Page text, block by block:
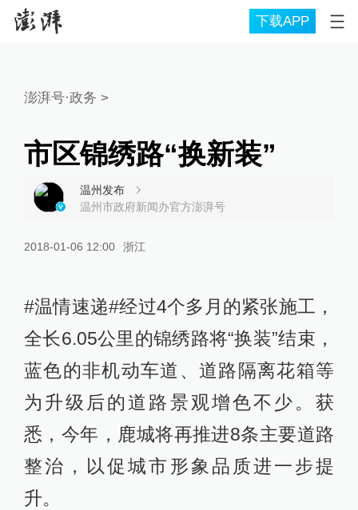
下载APP
澎湃号·政务 >
市区锦绣路“换新装”
温州发布
温州市政府新闻办官方澎湃号
2018-01-06 12:00 浙江
#温情速递#经过4个多月的紧张施工，
全长6.05公里的锦绣路将“换装”结束，
蓝色的非机动车道、道路隔离花箱等
为升级后的道路景观增色不少。获
悉，今年，鹿城将再推进8条主要道路
整治，以促城市形象品质进一步提
升。